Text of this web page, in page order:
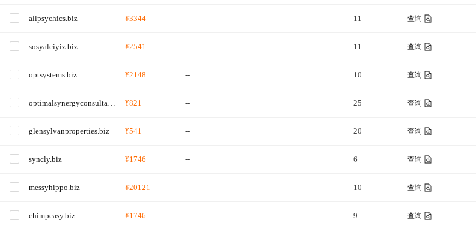
allpsychics.biz ¥3344 -- 11 查询
sosyalciyiz.biz ¥2541 -- 11 查询
optsystems.biz ¥2148 -- 10 查询
¥821 -- 25 查询
glensylvanproperties.biz ¥541 -- 20 查询
syncly.biz ¥1746 -- 6 查询
messyhippo.biz ¥20121 -- 10 查询
chimpeasy.biz ¥1746 -- 9 查询